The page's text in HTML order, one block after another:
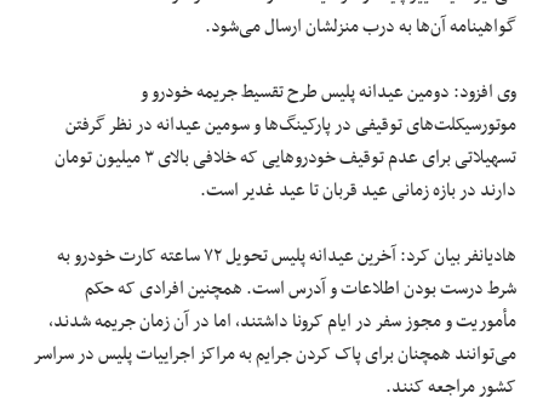
گواهینامه آن‌ها به درب منزلشان ارسال می‌شود.
وی افزود: دومین عیدانه پلیس طرح تقسیط جریمه خودرو و
موتورسیکلت‌های توقیفی در پارکینگ‌ها و سومین عیدانه در نظر گرفتن
تسهیلاتی برای عدم توقیف خودرو‌هایی که خلافی بالای ۳ میلیون تومان
دارند در بازه زمانی عید قربان تا عید غدیر است.
هادیانفر بیان کرد: آخرین عیدانه پلیس تحویل ۷۲ ساعته کارت خودرو به
شرط درست بودن اطلاعات و آدرس است. همچنین افرادی که حکم
مأموریت و مجوز سفر در ایام کرونا داشتند، اما در آن زمان جریمه شدند،
می‌توانند همچنان برای پاک کردن جرایم به مراکز اجراییات پلیس در سراسر
کشور مراجعه کنند.